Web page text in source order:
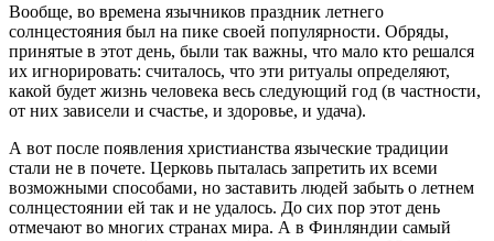
Вообще, во времена язычников праздник летнего
солнцестояния был на пике своей популярности. Обряды,
принятые в этот день, были так важны, что мало кто решался
их игнорировать: считалось, что эти ритуалы определяют,
какой будет жизнь человека весь следующий год (в частности,
от них зависели и счастье, и здоровье, и удача).
А вот после появления христианства языческие традиции
стали не в почете. Церковь пыталась запретить их всеми
возможными способами, но заставить людей забыть о летнем
солнцестоянии ей так и не удалось. До сих пор этот день
отмечают во многих странах мира. А в Финляндии самый